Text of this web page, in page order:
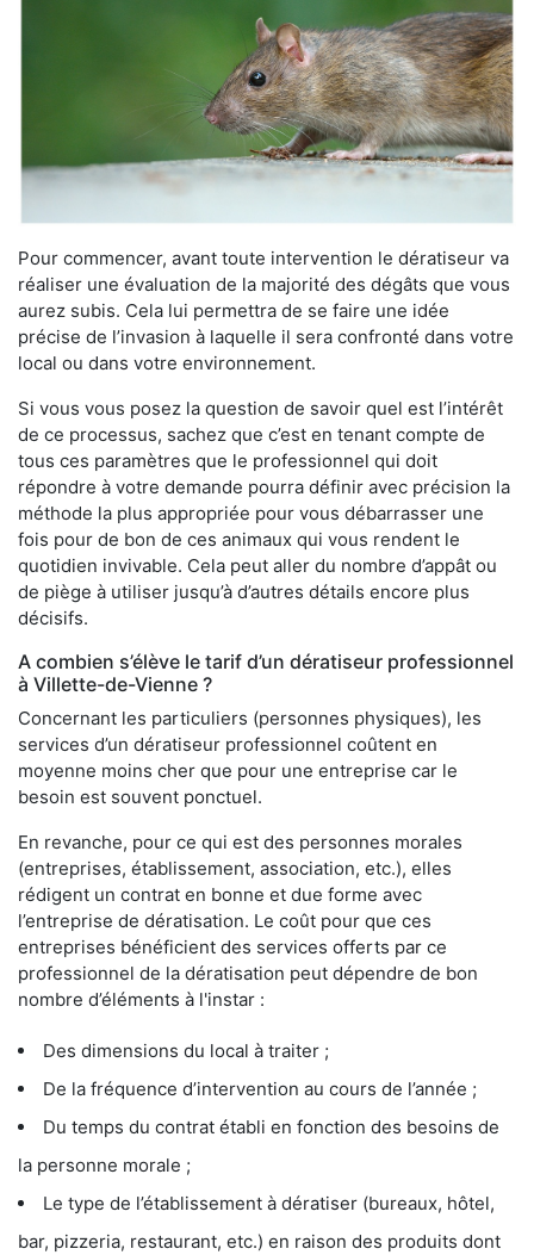
Pour commencer, avant toute intervention le dératiseur va
réaliser une évaluation de la majorité des dégâts que vous
aurez subis. Cela lui permettra de se faire une idée
précise de l’invasion à laquelle il sera confronté dans votre
local ou dans votre environnement.
Si vous vous posez la question de savoir quel est l’intérêt
de ce processus, sachez que c’est en tenant compte de
tous ces paramètres que le professionnel qui doit
répondre à votre demande pourra définir avec précision la
méthode la plus appropriée pour vous débarrasser une
fois pour de bon de ces animaux qui vous rendent le
quotidien invivable. Cela peut aller du nombre d’appât ou
de piège à utiliser jusqu’à d’autres détails encore plus
décisifs.
A combien s’élève le tarif d’un dératiseur professionnel
à Villette-de-Vienne ?
Concernant les particuliers (personnes physiques), les
services d’un dératiseur professionnel coûtent en
moyenne moins cher que pour une entreprise car le
besoin est souvent ponctuel.
En revanche, pour ce qui est des personnes morales
(entreprises, établissement, association, etc.), elles
rédigent un contrat en bonne et due forme avec
l’entreprise de dératisation. Le coût pour que ces
entreprises bénéficient des services offerts par ce
professionnel de la dératisation peut dépendre de bon
nombre d’éléments à l'instar :
Des dimensions du local à traiter ;
De la fréquence d’intervention au cours de l’année ;
Du temps du contrat établi en fonction des besoins de
la personne morale ;
Le type de l’établissement à dératiser (bureaux, hôtel,
bar, pizzeria, restaurant, etc.) en raison des produits dont